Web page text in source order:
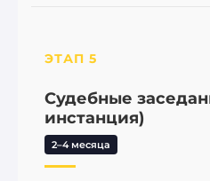
ЭТАП 5
Судебные
инстанция)
2–4 месяца